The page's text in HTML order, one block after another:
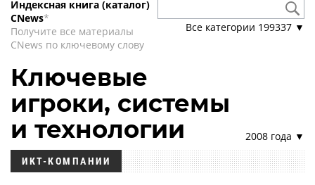
Индексная книга (каталог)
CNews*
Получите все материалы
CNews по ключевому слову
Все категории 199337 ▼
Ключевые
игроки, системы
и технологии
2008 года ▼
ИКТ-КОМПАНИИ